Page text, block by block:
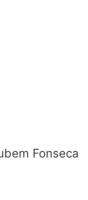
Fonseca